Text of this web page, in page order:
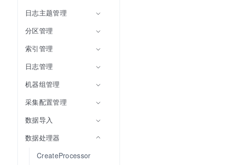
日志主题管理
分区管理
索引管理
日志管理
机器组管理
采集配置管理
数据导入
数据处理器
CreateProcessor